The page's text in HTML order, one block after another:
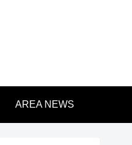
AREA NEWS